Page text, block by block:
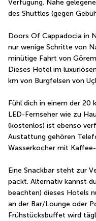
Verfügung. Nahe
des Shuttles (gegen
Doors Of Cappadocia in
nur wenige Schritte von
minütige Fahrt von
Dieses Hotel im
km von Burgfelsen von
Fühl dich in einem der 20
LED-Fernseher wie zu
(kostenlos) ist ebenso
Austattung gehören
Wasserkocher mit
Eine Snackbar steht zur
packt. Alternativ kannst
beachten) dieses Hotels
an der Bar/Lounge oder
Frühstücksbuffet wird